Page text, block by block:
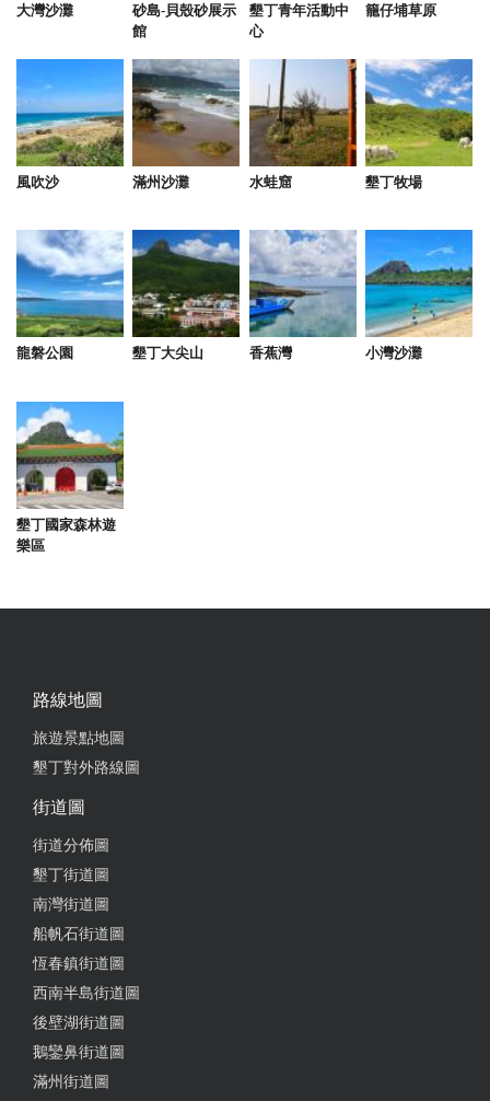
2022-06-20 20:05:16
老闆老闆娘超親切！房間非常的乾淨整齊，一進去就
有希臘風格的感覺，房間的舒適度也很棒
from google
一個月去幾次！老闆的價格會不一樣亂開……
from google
2021-07-15 07:31:52
老闆很熱心，老闆娘很親切，房間整潔乾淨，休閒度
假住宿的好地方
乾淨！ 舒適！床跟寢具都相當好，睡的蠻舒服。 另
外離海邊相當近，走出去就是7-11非常方便 。到墾丁
舒適、寬敞、明亮
大灣沙灘
砂島-貝殼砂展示
館
墾丁青年活動中
心
籠仔埔草原
風吹沙 滿州沙灘 水蛙窟 墾丁牧場
龍磐公園 墾丁大尖山 香蕉灣 小灣沙灘
墾丁國家森林遊
樂區
路線地圖
旅遊景點地圖
墾丁對外路線圖
街道圖
街道分佈圖
墾丁街道圖
南灣街道圖
船帆石街道圖
恆春鎮街道圖
西南半島街道圖
後壁湖街道圖
鵝鑾鼻街道圖
滿州街道圖